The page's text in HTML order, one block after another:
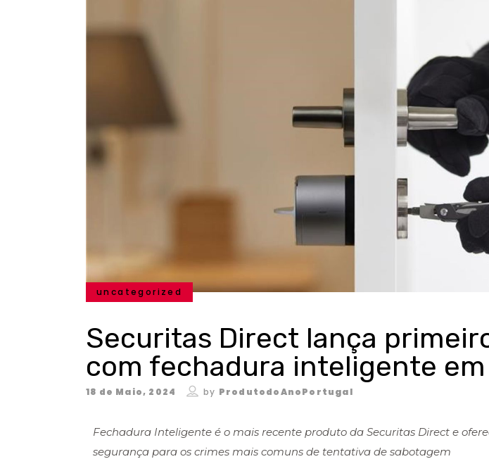
uncategorized
Securitas Direct lança
com fechadura inteligente
18 de Maio, 2024 by ProdutodoAnoPortugal
Fechadura Inteligente é o mais recente produto da Securitas Direct e
segurança para os crimes mais comuns de tentativa de sabotagem